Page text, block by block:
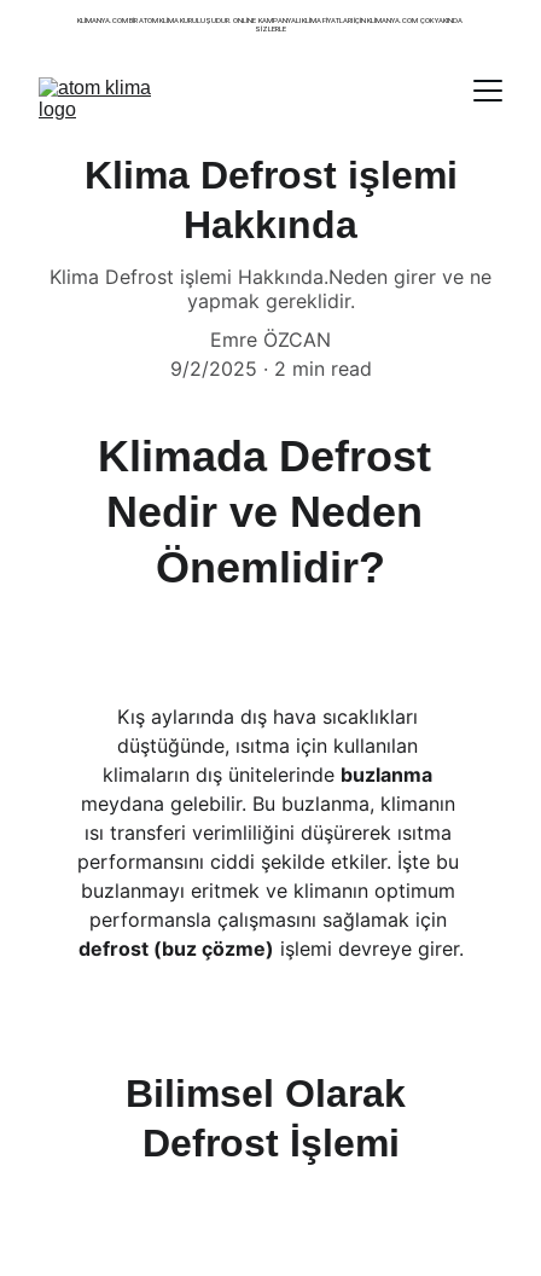
KLIMANYA.COM BIR ATOM KLIMA KURULUŞUDUR. ONLINE  KAMPANYALI KLIMA FIYATLARI IÇIN KLIMANYA.COM  ÇOK YAKINDA
SIZLERLE
Klima Defrost işlemi
Hakkında
Klima Defrost işlemi Hakkında.Neden girer ve ne
yapmak gereklidir.
Emre ÖZCAN
9/2/2025
2 min read
Klimada Defrost
Nedir ve Neden
Önemlidir?
Kış aylarında dış hava sıcaklıkları
düştüğünde, ısıtma için kullanılan
klimaların dış ünitelerinde buzlanma
meydana gelebilir. Bu buzlanma, klimanın
ısı transferi verimliliğini düşürerek ısıtma
performansını ciddi şekilde etkiler. İşte bu
buzlanmayı eritmek ve klimanın optimum
performansla çalışmasını sağlamak için
defrost (buz çözme) işlemi devreye girer.
Bilimsel Olarak
Defrost İşlemi